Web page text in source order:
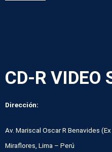
CD-R VIDEO
Dirección:
Av. Mariscal Oscar R Benavides
Miraflores, Lima – Perú